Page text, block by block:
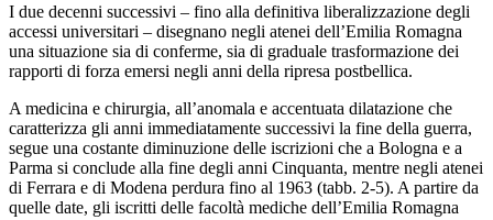
I due decenni successivi – fino alla definitiva liberalizzazione degli
accessi universitari – disegnano negli atenei dell’Emilia Romagna
una situazione sia di conferme, sia di graduale trasformazione dei
rapporti di forza emersi negli anni della ripresa postbellica.
A medicina e chirurgia, all’anomala e accentuata dilatazione che
caratterizza gli anni immediatamente successivi la fine della guerra,
segue una costante diminuzione delle iscrizioni che a Bologna e a
Parma si conclude alla fine degli anni Cinquanta, mentre negli atenei
di Ferrara e di Modena perdura fino al 1963 (tabb. 2-5). A partire da
quelle date, gli iscritti delle facoltà mediche dell’Emilia Romagna